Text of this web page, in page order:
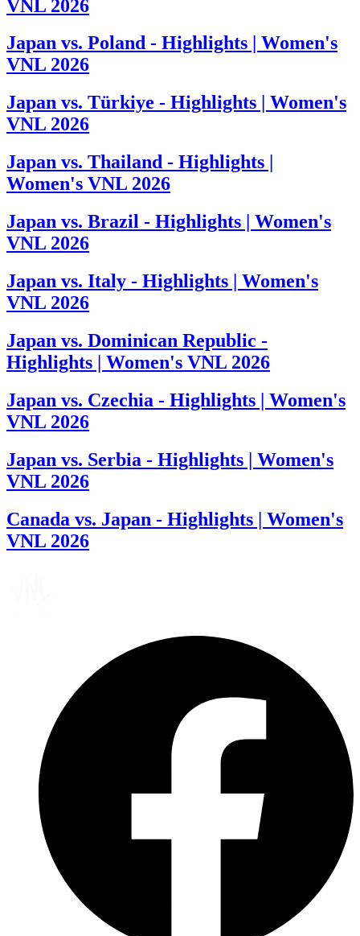
VNL 2026
Japan vs. Poland - Highlights | Women's
VNL 2026
Japan vs. Türkiye - Highlights | Women's
VNL 2026
Japan vs. Thailand - Highlights |
Women's VNL 2026
Japan vs. Brazil - Highlights | Women's
VNL 2026
Japan vs. Italy - Highlights | Women's
VNL 2026
Japan vs. Dominican Republic -
Highlights | Women's VNL 2026
Japan vs. Czechia - Highlights | Women's
VNL 2026
Japan vs. Serbia - Highlights | Women's
VNL 2026
Canada vs. Japan - Highlights | Women's
VNL 2026